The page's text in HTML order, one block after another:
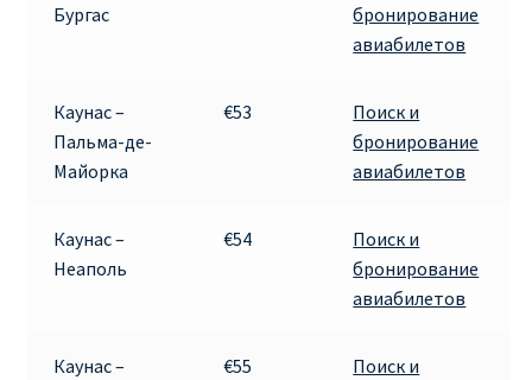
Бургас
бронирование
авиабилетов
Каунас –
Пальма-де-
Майорка
€53
Поиск и
бронирование
авиабилетов
Каунас –
Неаполь
€54
Поиск и
бронирование
авиабилетов
Каунас –
€55
Поиск и